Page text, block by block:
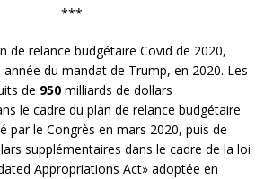
***
de relance budgétaire Covid de 2020,
du mandat de Trump, en 2020. Les
de 950 milliards de dollars
le cadre du plan de relance budgétaire
par le Congrès en mars 2020, puis de
supplémentaires dans le cadre de la loi
Appropriations Act» adoptée en